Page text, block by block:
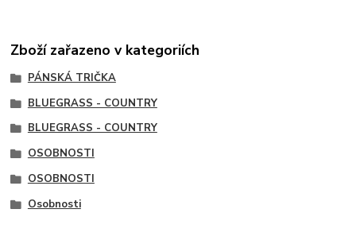
Zboží zařazeno v kategoriích
PÁNSKÁ TRIČKA
BLUEGRASS - COUNTRY
BLUEGRASS - COUNTRY
OSOBNOSTI
OSOBNOSTI
Osobnosti